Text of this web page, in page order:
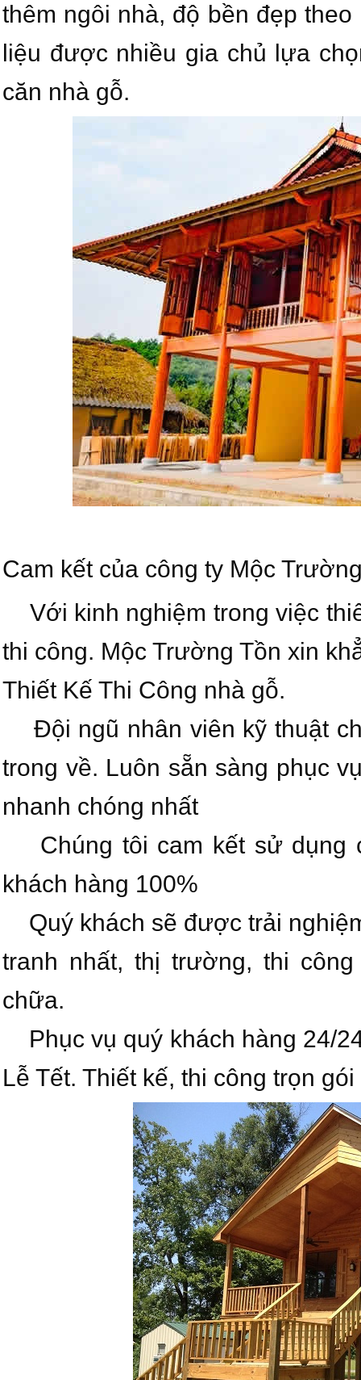
thêm ngôi nhà, độ bền đẹp
liệu được nhiều gia chủ lựa
căn nhà gỗ.
Cam kết của công ty Mộc
Với kinh nghiệm trong việc
thi công. Mộc Trường Tồn xin
Thiết Kế Thi Công nhà gỗ.
Đội ngũ nhân viên kỹ thuật
trong về. Luôn sẵn sàng phục
nhanh chóng nhất
Chúng tôi cam kết sử dụng
khách hàng 100%
Quý khách sẽ được trải
tranh nhất, thị trường, thi
chữa.
Phục vụ quý khách hàng 24/
Lễ Tết. Thiết kế, thi công trọn gói